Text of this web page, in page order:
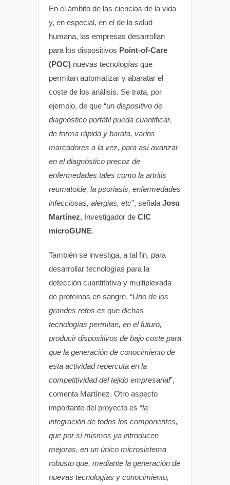
En el ámbito de las ciencias de la vida
y, en especial, en el de la salud
humana, las empresas desarrollan
para los dispositivos Point-of-Care
(POC) nuevas tecnologías que
permitan automatizar y abaratar el
coste de los análisis. Se trata, por
ejemplo, de que “un dispositivo de
diagnóstico portátil pueda cuantificar,
de forma rápida y barata, varios
marcadores a la vez, para así avanzar
en el diagnóstico precoz de
enfermedades tales como la artritis
reumatoide, la psoriasis, enfermedades
infecciosas, alergias, etc”, señala Josu
Martínez, Investigador de CIC
microGUNE.
También se investiga, a tal fin, para
desarrollar tecnologías para la
detección cuantitativa y multiplexada
de proteínas en sangre. “Uno de los
grandes retos es que dichas
tecnologías permitan, en el futuro,
producir dispositivos de bajo coste para
que la generación de conocimiento de
esta actividad repercuta en la
competitividad del tejido empresarial”,
comenta Martínez. Otro aspecto
importante del proyecto es “la
integración de todos los componentes,
que por sí mismos ya introducen
mejoras, en un único microsistema
robusto que, mediante la generación de
nuevas tecnologías y conocimiento,